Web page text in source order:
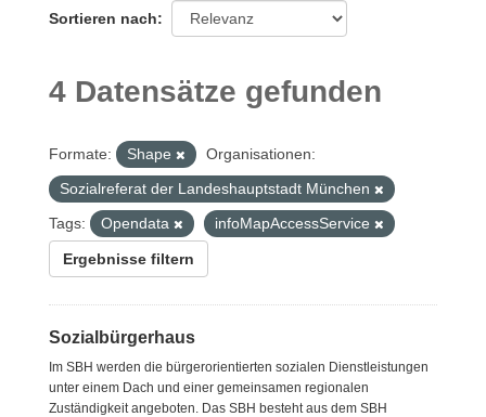
Sortieren nach
4 Datensätze gefunden
Formate: Shape
Organisationen:
Sozialreferat der Landeshauptstadt München
Tags:
Opendata infoMapAccessService
Ergebnisse filtern
Sozialbürgerhaus
Im SBH werden die bürgerorientierten sozialen Dienstleistungen
unter einem Dach und einer gemeinsamen regionalen
Zuständigkeit angeboten. Das SBH besteht aus dem SBH